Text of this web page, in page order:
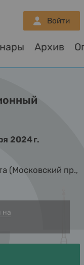
Архив
Войти
2024 г.
(Московский пр.,
на